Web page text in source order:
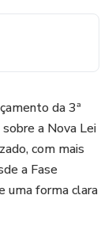
da 3ª
a Nova Lei
com mais
a Fase
uma forma clara